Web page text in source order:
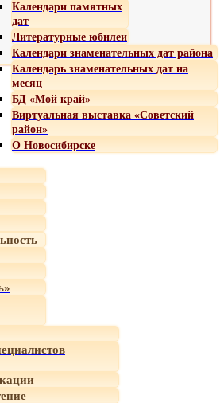
Календари памятных
дат
Литературные юбилеи
Календари знаменательных дат района
Календарь знаменательных дат на
месяц
БД «Мой край»
Виртуальная выставка «Советский
район»
О Новосибирске